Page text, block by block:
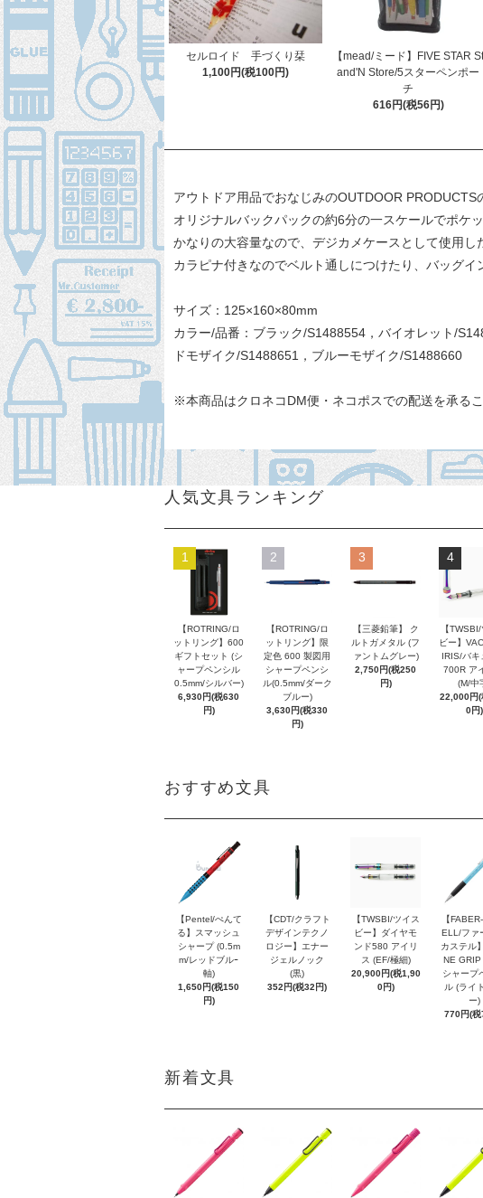
セルロイド 手づくり栞
1,100円(税100円)
【mead/ミード】FIVE STAR St
and'N Store/5スターペンポー
チ
616円(税56円)
アウトドア用品でおなじみのOUTDOOR PRODUCTS
オリジナルバックパックの約6分の一スケールでポケ
かなりの大容量なので、デジカメケースとして使用し
カラピナ付きなのでベルト通しにつけたり、バッグイ
サイズ：125×160×80mm
カラー/品番：ブラック/S1488554，バイオレット/
ドモザイク/S1488651，ブルーモザイク/S1488660
※本商品はクロネコDM便・ネコポスでの配送を承る
人気文具ランキング
1
【ROTRING/ロ
ットリング】600
ギフトセット (シ
ャープペンシル
0.5mm/シルバー)
6,930円(税630
円)
2
【ROTRING/ロ
ットリング】限
定色 600 製図用
シャープペンシ
ル(0.5mm/ダーク
ブルー)
3,630円(税330
円)
3
【三菱鉛筆】 ク
ルトガメタル (フ
ァントムグレー)
2,750円(税250
円)
4
【
ビー】
IRIS/バキ
700R ア
(M/中
22,000円(
0円)
おすすめ文具
【Pentel/ぺんて
る】スマッシュ
シャープ (0.5m
m/レッドブルｰ
軸)
1,650円(税150
円)
【CDT/クラフト
デザインテクノ
ロジー】エナー
ジェルノック
(黒)
352円(税32円)
【TWSBI/ツイス
ビー】ダイヤモ
ンド580 アイリ
ス (EF/極細)
20,900円(税1,90
0円)
【
ELL/ファ
カステル
NE
シャープ
ル (ライ
ー)
770円(税
新着文具